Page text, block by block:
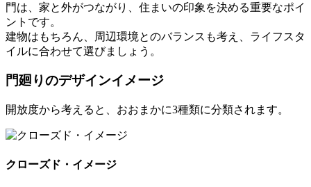
門は、家と外がつながり、住まいの印象を決める重要なポイ
ントです。
建物はもちろん、周辺環境とのバランスも考え、ライフスタ
イルに合わせて選びましょう。
門廻りのデザインイメージ
開放度から考えると、おおまかに3種類に分類されます。
クローズド・イメージ